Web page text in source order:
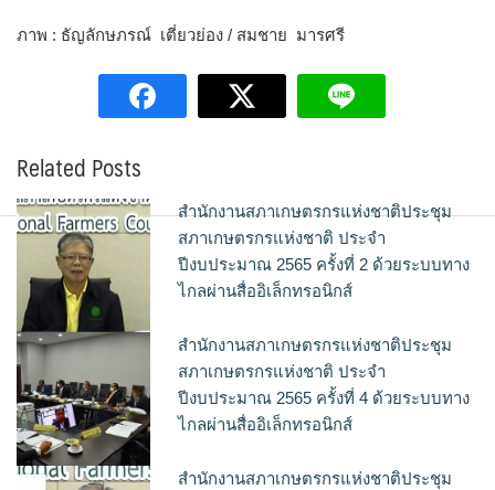
ภาพ : ธัญลักษภรณ์ เตี่ยวย่อง / สมชาย มารศรี
Related Posts
สำนักงานสภาเกษตรกรแห่งชาติประชุม
สภาเกษตรกรแห่งชาติ ประจำ
ปีงบประมาณ 2565 ครั้งที่ 2 ด้วยระบบทาง
ไกลผ่านสื่ออิเล็กทรอนิกส์
สำนักงานสภาเกษตรกรแห่งชาติประชุม
สภาเกษตรกรแห่งชาติ ประจำ
ปีงบประมาณ 2565 ครั้งที่ 4 ด้วยระบบทาง
ไกลผ่านสื่ออิเล็กทรอนิกส์
สำนักงานสภาเกษตรกรแห่งชาติประชุม